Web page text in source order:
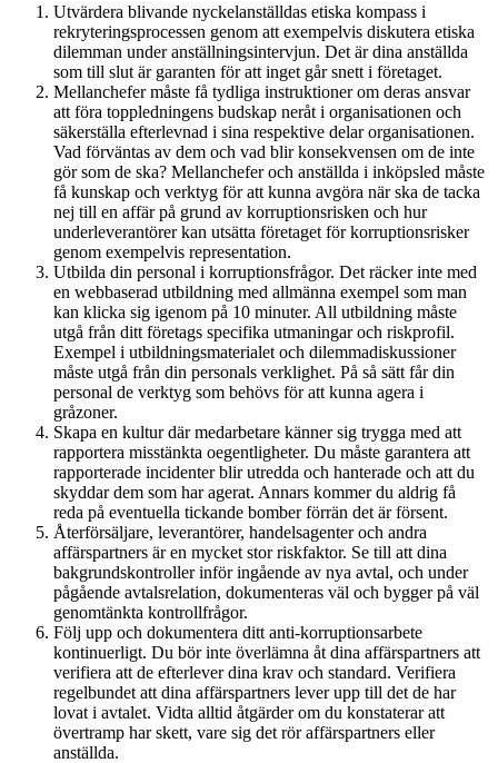
Utvärdera blivande nyckelanställdas etiska kompass i
rekryteringsprocessen genom att exempelvis diskutera etiska
dilemman under anställningsintervjun. Det är dina anställda
som till slut är garanten för att inget går snett i företaget.
Mellanchefer måste få tydliga instruktioner om deras ansvar
att föra toppledningens budskap neråt i organisationen och
säkerställa efterlevnad i sina respektive delar organisationen.
Vad förväntas av dem och vad blir konsekvensen om de inte
gör som de ska? Mellanchefer och anställda i inköpsled måste
få kunskap och verktyg för att kunna avgöra när ska de tacka
nej till en affär på grund av korruptionsrisken och hur
underleverantörer kan utsätta företaget för korruptionsrisker
genom exempelvis representation.
Utbilda din personal i korruptionsfrågor. Det räcker inte med
en webbaserad utbildning med allmänna exempel som man
kan klicka sig igenom på 10 minuter. All utbildning måste
utgå från ditt företags specifika utmaningar och riskprofil.
Exempel i utbildningsmaterialet och dilemmadiskussioner
måste utgå från din personals verklighet. På så sätt får din
personal de verktyg som behövs för att kunna agera i
gråzoner.
Skapa en kultur där medarbetare känner sig trygga med att
rapportera misstänkta oegentligheter. Du måste garantera att
rapporterade incidenter blir utredda och hanterade och att du
skyddar dem som har agerat. Annars kommer du aldrig få
reda på eventuella tickande bomber förrän det är försent.
Återförsäljare, leverantörer, handelsagenter och andra
affärspartners är en mycket stor riskfaktor. Se till att dina
bakgrundskontroller inför ingående av nya avtal, och under
pågående avtalsrelation, dokumenteras väl och bygger på väl
genomtänkta kontrollfrågor.
Följ upp och dokumentera ditt anti-korruptionsarbete
kontinuerligt. Du bör inte överlämna åt dina affärspartners att
verifiera att de efterlever dina krav och standard. Verifiera
regelbundet att dina affärspartners lever upp till det de har
lovat i avtalet. Vidta alltid åtgärder om du konstaterar att
övertramp har skett, vare sig det rör affärspartners eller
anställda.